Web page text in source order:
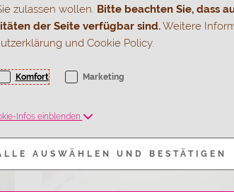
zulassen wollen. Bitte beachten Sie, dass
der Seite verfügbar sind.Weitere
und Cookie Policy.
Komfort Marketing
Infos einblenden
AUSWÄHLEN UND BESTÄTIGEN